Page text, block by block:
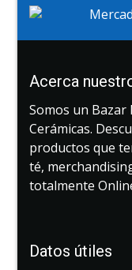
Acerca
Somos un Bazar
Cerámicas.
productos que
té,
totalmente
Datos útiles